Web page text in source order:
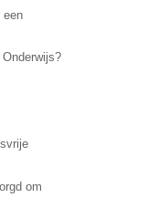
een
om